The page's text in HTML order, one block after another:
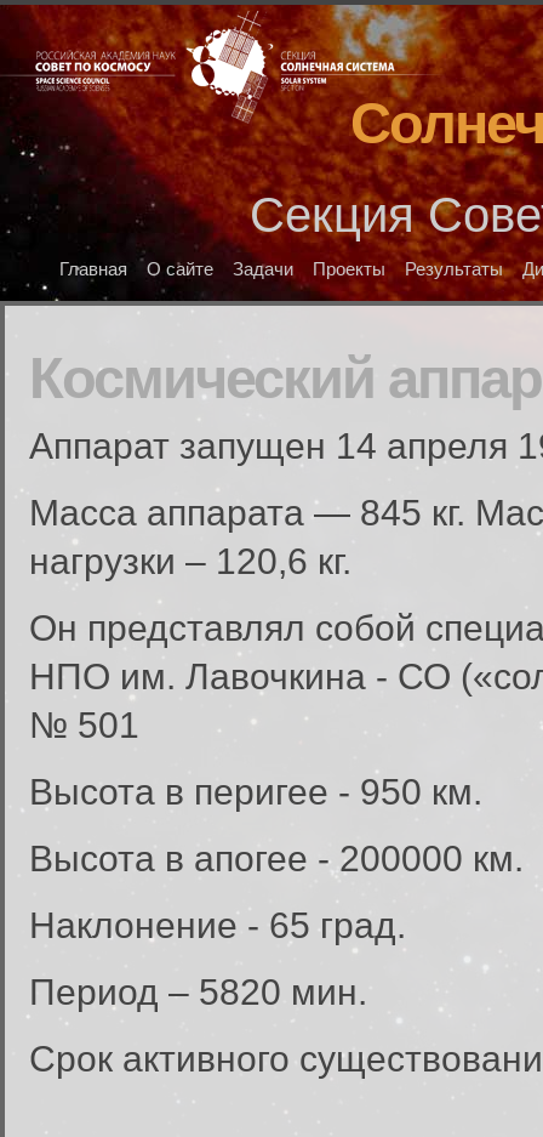
Секция
Главная О сайте Задачи Проекты Результаты
Космический
Аппарат запущен 14 апреля
Масса аппарата — 845 кг.
нагрузки – 120,6 кг.
Он представлял собой
НПО им. Лавочкина - СО
№ 501
Высота в перигее - 950 км.
Высота в апогее - 200000 км.
Наклонение - 65 град.
Период – 5820 мин.
Срок активного